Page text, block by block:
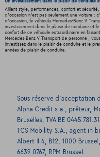
Un investissement dans le plaisir de conduite
Alliant style, performances, confort et
d'occasion n'est pas seulement une voiture :
d'occasion, le véhicula Mercedes-Benz V
investissement dans le plaisir de conduire et
confort de ce véhicule extraordinaire en
Mercedes-Benz V Transport de personne ,
investissez dans le plaisir de conduire et le
années de plaisir de conduire.
Sous réserve
Alpha Credit s.a., prêteur,
Bruxelles, TVA BE
TCS Mobility S.A., agent in
Albert II 4, B12, 1000
6639 0767, RPM Brussel.